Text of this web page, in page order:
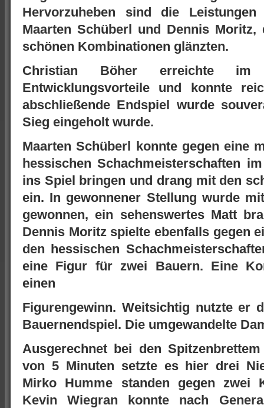
Hervorzuheben sind die
Maarten Schüberl und Dennis
schönen Kombinationen glänzten.
Christian Böher erreichte im
Entwicklungsvorteile und konnte
abschließende Endspiel wurde
Sieg eingeholt wurde.
Maarten Schüberl konnte gegen eine
hessischen Schachmeisterschaften
ins Spiel bringen und drang mit den
ein. In gewonnener Stellung wurde
gewonnen, ein sehenswertes Matt
Dennis Moritz spielte ebenfalls gegen
den hessischen
eine Figur für zwei Bauern. Eine
einen
Figurengewinn. Weitsichtig nutzte er
Bauernendspiel. Die umgewandelte
Ausgerechnet bei den
von 5 Minuten setzte es hier drei
Mirko Humme standen gegen zwei
Kevin Wiegran konnte nach